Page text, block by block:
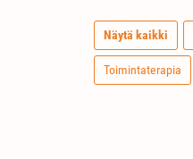
Näytä kaikki
Toimintaterapia